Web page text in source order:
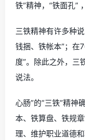
铁”精神，“铁面孔”
三铁精神有许多种
钱捆、铁帐本”；在
度”。除此之外，三
说法。
心肠”的“三铁”精神
本、铁算盘、铁规
理、维护职业道德和